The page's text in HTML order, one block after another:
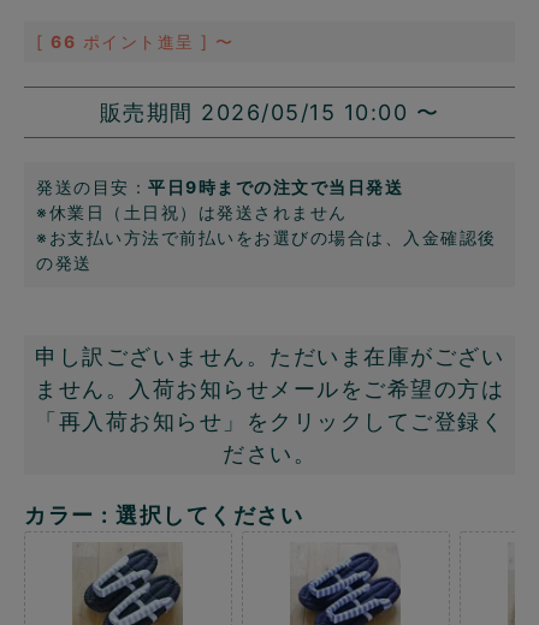
[ 66 ポイント進呈 ] 〜
販売期間 2026/05/15 10:00 〜
発送の目安： 平日9時までの注文で当日発送
※休業日（土日祝）は発送されません
※お支払い方法で前払いをお選びの場合は、入金確認後
の発送
申し訳ございません。ただいま在庫がござい
ません。入荷お知らせメールをご希望の方は
「再入荷お知らせ」をクリックしてご登録く
ださい。
カラー 選択してください